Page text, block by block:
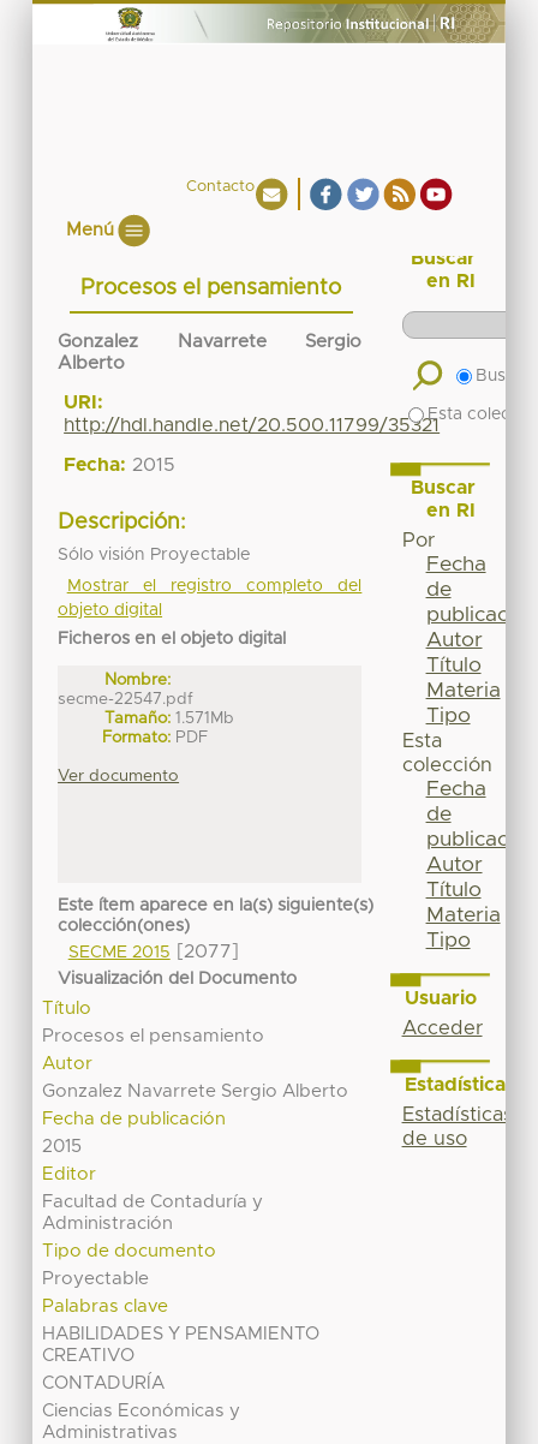
Contacto
Menú
Procesos el pensamiento
Gonzalez Navarrete Sergio
Alberto
URI:
http://hdl.handle.net/20.500.11799/35321
Fecha: 2015
Descripción:
Sólo visión Proyectable
Mostrar el registro completo del
objeto digital
Ficheros en el objeto digital
Nombre:
secme-22547.pdf
Tamaño: 1.571Mb
Formato: PDF
Ver documento
Este ítem aparece en la(s) siguiente(s)
colección(ones)
SECME 2015
[2077]
Visualización del Documento
Título
Procesos el pensamiento
Autor
Gonzalez Navarrete Sergio Alberto
Fecha de publicación
2015
Editor
Facultad de Contaduría y
Administración
Tipo de documento
Proyectable
Palabras clave
HABILIDADES Y PENSAMIENTO
CREATIVO
CONTADURÍA
Ciencias Económicas y
Administrativas
Buscar
en RI
Buscar
Esta
Buscar
en RI
Por
Fecha
de
publicación
Autor
Título
Materia
Tipo
Esta
colección
Fecha
de
publicación
Autor
Título
Materia
Tipo
Usuario
Acceder
Estadísticas
Estadísticas
de uso